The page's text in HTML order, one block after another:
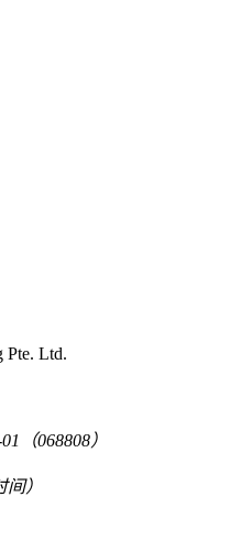
Pte. Ltd.
（068808）
）